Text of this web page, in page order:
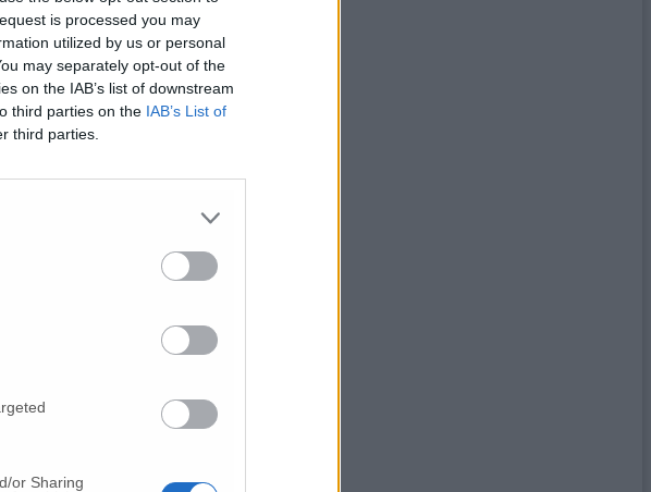
is processed you may
utilized by us or personal
may separately opt-out of the
on the IAB’s list of downstream
third parties on the IAB’s List of
third parties.
or Sharing